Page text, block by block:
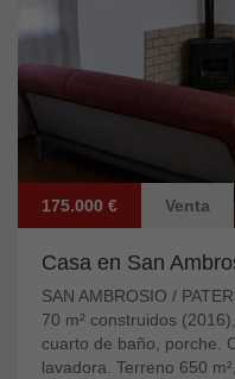
175.000 € Venta
Casa en San
SAN AMBROSIO /
70 m² construidos
cuarto de baño, porche.
lavadora. Terreno 650